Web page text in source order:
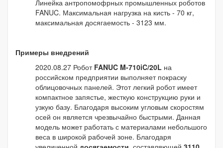
Линейка антропомофрных промышленных роботов
FANUC. Максимальная нагрузка на кисть - 70 кг,
максимальная досягаемость - 3123 мм.
Примеры внедрений
2020.08.27 Робот FANUC M-710iC/20L на
российском предприятии выполняет покраску
облицовочных панелей. Этот легкий робот имеет
компактное запястье, жесткую конструкцию руки и
узкую базу. Благодаря высоким угловым скоростям
осей он является чрезвычайно быстрыми. Данная
модель может работать с материалами небольшого
веса в широкой рабочей зоне. Благодаря